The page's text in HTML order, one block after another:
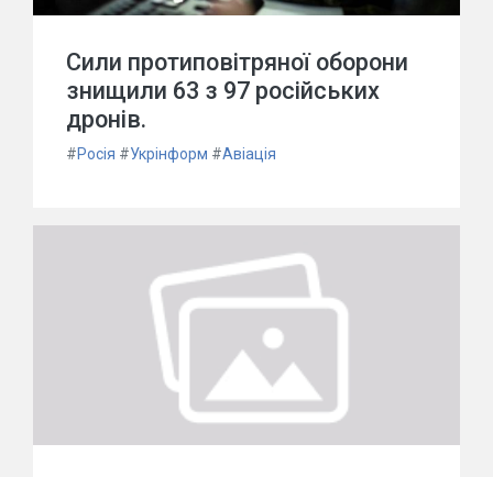
Сили протиповітряної оборони
знищили 63 з 97 російських
дронів.
#Росія #Укрінформ #Авіація